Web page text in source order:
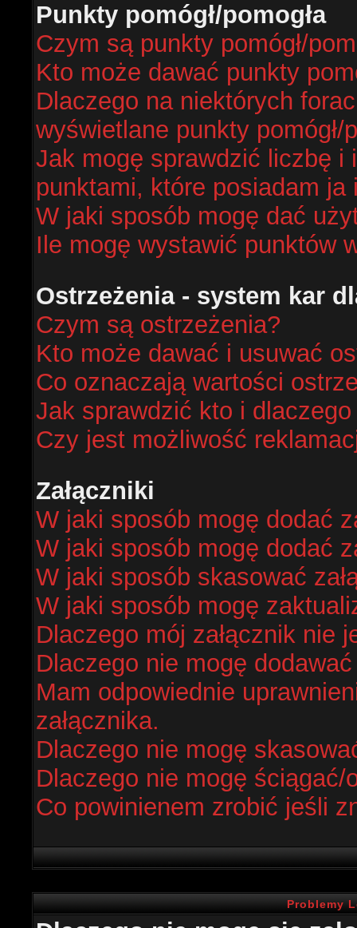
Punkty pomógł/pomogła
Czym są punkty pomógł/
Kto może dawać punkty
Dlaczego na niektórych
wyświetlane punkty pomógł/
Jak mogę sprawdzić liczbę i
punktami, które posiadam
W jaki sposób mogę dać
Ile mogę wystawić punktów
Ostrzeżenia - system kar
Czym są ostrzeżenia?
Kto może dawać i usuwać
Co oznaczają wartości
Jak sprawdzić kto i dlaczego
Czy jest możliwość
Załączniki
W jaki sposób mogę dodać
W jaki sposób mogę dodać
W jaki sposób skasować
W jaki sposób mogę
Dlaczego mój załącznik nie
Dlaczego nie mogę dodawać
Mam odpowiednie
załącznika.
Dlaczego nie mogę
Dlaczego nie mogę ściągać/
Co powinienem zrobić jeśli
Problemy